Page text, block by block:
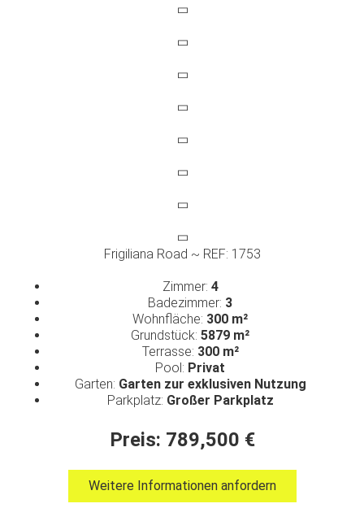
Frigiliana Road ~ REF: 1753
Zimmer: 4
Badezimmer: 3
Wohnfläche: 300 m²
Grundstück: 5879 m²
Terrasse: 300 m²
Pool: Privat
Garten: Garten zur exklusiven Nutzung
Parkplatz: Großer Parkplatz
Preis: 789,500 €
Weitere Informationen anfordern